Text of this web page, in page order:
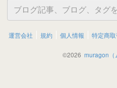
運営会社 規約 個人情報 特定商取
©2026 muragon（